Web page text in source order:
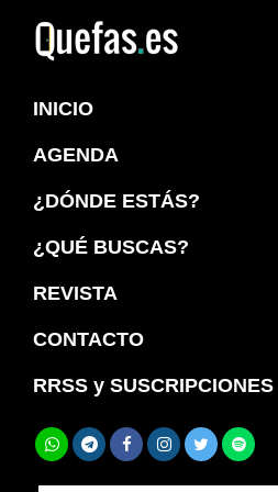
navegación
principal
principal
INICIO
AGENDA
¿DÓNDE ESTÁS?
¿QUÉ BUSCAS?
REVISTA
CONTACTO
RRSS y SUSCRIPCIONES